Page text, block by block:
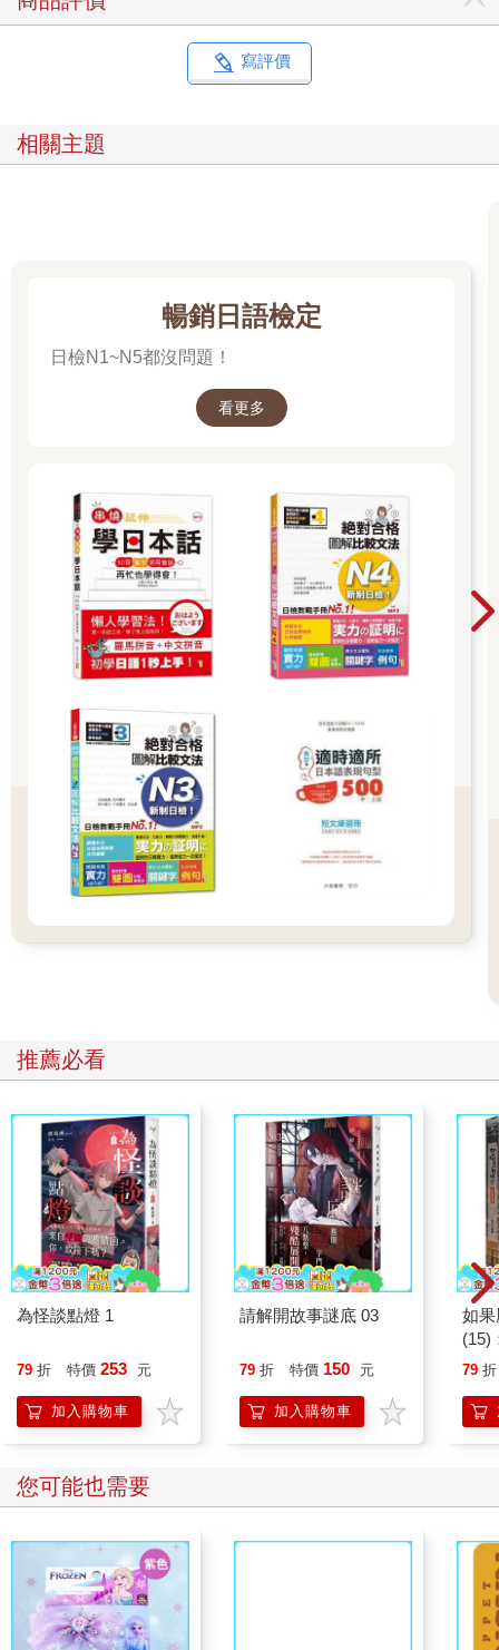
寫評價
相關主題
暢銷日語檢定
日檢N1~N5都沒問題！
看更多
推薦必看
為怪談點燈 1
79 折 特價 253 元
加入購物車
請解開故事謎底 03
79 折 特價 150 元
加入購物車
如
(15)
貓
79 折
您可能也需要